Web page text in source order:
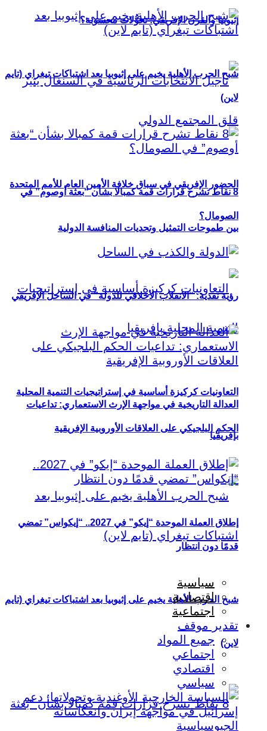
إثيوبيا والقرن الإفريقي: تحوُّلات محسوبة؟
الحضور الإفريقي في سباق خلافة الأمين العام للأمم المتحدة
بين طموحات التمثيل وتحديات المنافسة الدولية
التعاونيات كركيزة أساسية في إستراتيجيات التنمية المحلية
بإفريقيا
شبح الحرب الأهلية يخيم على إثيوبيا بعد اشتباكات تيغراي (تايم
لاين)
شبح الحرب الأهلية يخيم على إثيوبيا بعد اشتباكات تيغراي (تايم
لاين)
8 نقاط تشرح قرارات قمة كمبالا بشأن “بعثة أوصوم” في
الصومال؟
رؤية نقدية: “الانقلاب الأخلاقي للدولة” في الساحل الإفريقي
العدالة التاريخية في مواجهة الإرث الاستعماري: تداعيات
الحكم البلجيكي على العلاقات الأوروبية الإفريقية
إطلاق العملة الموحدة “إيكو” في 2027.. “إيكواس” تمضي
قدمًا دون انتظار
سياسية
اقتصادية
اجتماعية
تقدير موقف
جميع المواد
اجتماعي
اقتصادي
سياسي